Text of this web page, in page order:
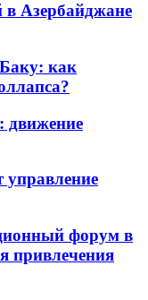
Азербайджане
как
движение
управление
форум в
привлечения